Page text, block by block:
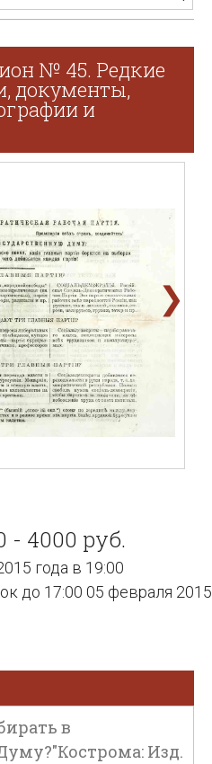
№ 45. Редкие
документы,
и
❯
- 4000 руб.
года в 19:00
до 17:00 05 февраля 2015
в
Изд.